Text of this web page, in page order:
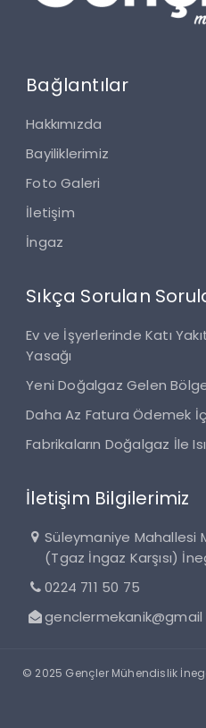
Bağlantılar
Hakkımızda
Bayiliklerimiz
Foto Galeri
İletişim
İngaz
Sıkça Sorulan
Ev ve İşyerlerinde Katı
Yasağı
Yeni Doğalgaz Gelen
Daha Az Fatura Ödemek
Fabrikaların Doğalgaz İle
İletişim Bilgilerimiz
Süleymaniye Mahallesi
(Tgaz İngaz Karşısı)
0224 711 50 75
genclermekanik@gmail
© 2025 Gençler Mühendislik